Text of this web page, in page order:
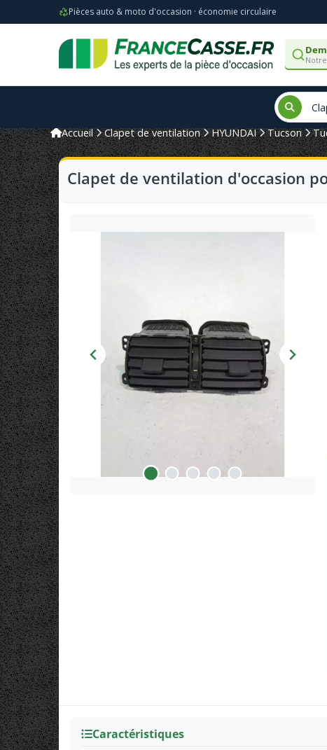
Pièces auto & moto d'occasion · économie circulaire
Accueil Clapet de ventilation HYUNDAI Tucson
Clapet de ventilation d'occasion
Caractéristiques